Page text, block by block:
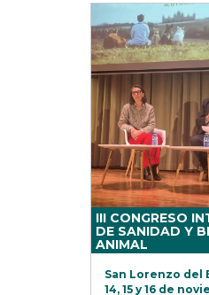
III CONGRESO
DE SANIDAD Y
ANIMAL
San Lorenzo del
14, 15 y 16 de